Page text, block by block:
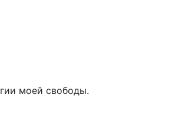
моей свободы.